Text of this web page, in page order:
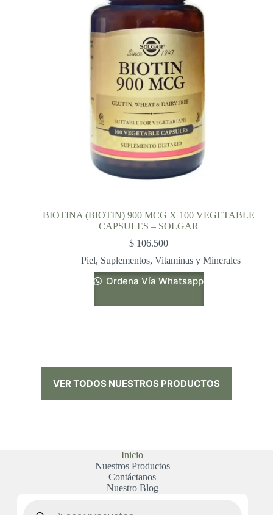
BIOTINA (BIOTIN) 900 MCG X 100 VEGETABLE
CAPSULES – SOLGAR
$ 106.500
Piel, Suplementos, Vitaminas y Minerales
Ordena Vía Whatsapp
VER TODOS NUESTROS PRODUCTOS
Inicio
Nuestros Productos
Contáctanos
Nuestro Blog